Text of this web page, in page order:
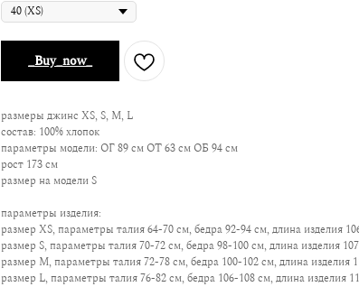
_Buy_now_
размеры джинс XS, S, M, L
состав: 100% хлопок
параметры модели: ОГ 89 см ОТ 63 см ОБ 94 см
рост 173 см
размер на модели S
параметры изделия:
размер XS, параметры талия 64-70 см, бедра 92-94 см, длина изделия
размер S, параметры талия 70-72 см, бедра 98-100 см, длина изделия
размер M, параметры талия 72-78 см, бедра 100-102 см, длина изделия
размер L, параметры талия 76-82 см, бедра 106-108 см, длина изделия